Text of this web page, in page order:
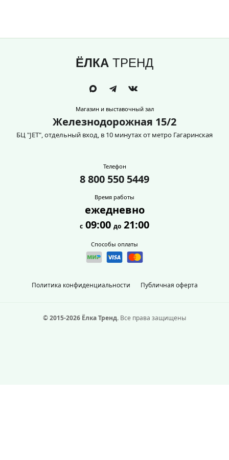
ЁЛКА ТРЕНД
Магазин и выставочный зал
Железнодорожная 15/2
БЦ "JET", отдельный вход, в 10 минутах от метро Гагаринская
Политика конфиденциальности Публичная оферта
Телефон
8 800 550 5449
Время работы
ежедневно
с 09:00 до 21:00
Способы оплаты
© 2015-2026 Ёлка Тренд. Все права защищены